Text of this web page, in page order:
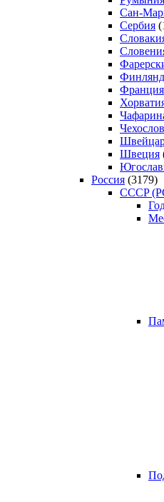
Сан-
Сербия
Франция
Швеция
Россия (3179)
CCCP